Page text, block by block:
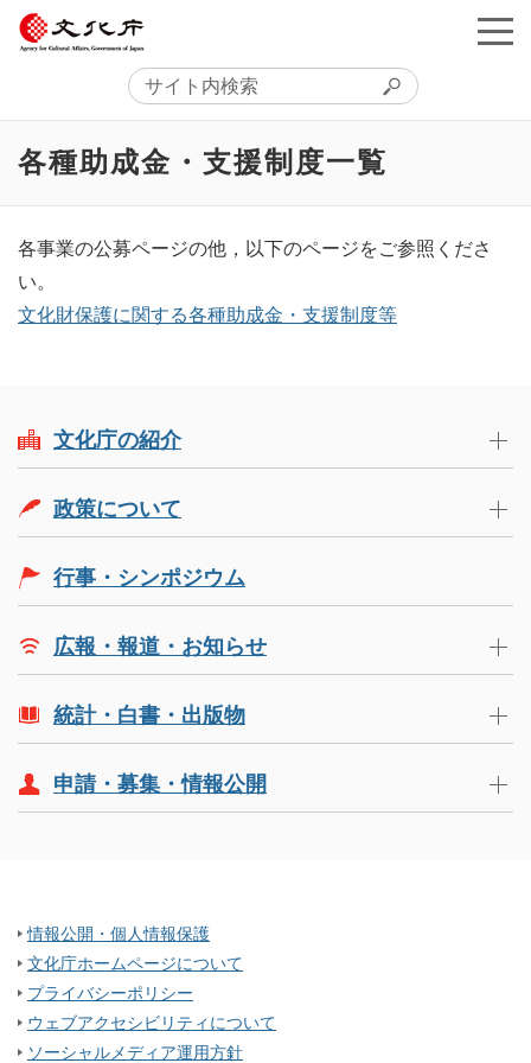
各種助成金・支援制度一覧
各事業の公募ページの他，以下のページをご参照くださ
い。
文化財保護に関する各種助成金・支援制度等
文化庁の紹介
政策について
行事・シンポジウム
広報・報道・お知らせ
統計・白書・出版物
申請・募集・情報公開
情報公開・個人情報保護
文化庁ホームページについて
プライバシーポリシー
ウェブアクセシビリティについて
ソーシャルメディア運用方針